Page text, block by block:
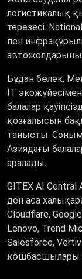
логистикалық
терезесі.
пен
Бұдан бөлек,
ІТ
балалар
қозғалысын
танысты.
Азиядағы
аралады.
GITEX AI Central
ден аса
Cloudflare,
Lenovo, Trend
Salesforce,
көшбасшылары